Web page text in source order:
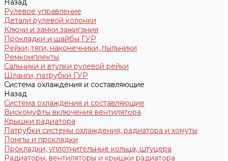
Назад
Рулевое управление
Детали рулевой колонки
Ключи и замки зажигания
Прокладки и шайбы ГУР
Рейки, тяги, наконечники, пыльники
Ремкомплекты
Сальники и втулки рулевой рейки
Шланги, патрубки ГУР
Система охлаждения и составляющие
Назад
Система охлаждения и составляющие
Вискомуфты включения вентилятора
Крышки радиатора
Патрубки системы охлаждения, радиатора и хомуты
Помпы и прокладки
Прокладки, уплотнительные кольца, штуцера
Радиаторы, вентиляторы и крышки радиатора